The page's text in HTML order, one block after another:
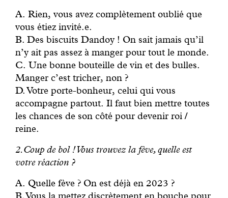
A. Rien, vous avez complètement oublié que
vous étiez invité.e.
B. Des biscuits Dandoy ! On sait jamais qu’il
n’y ait pas assez à manger pour tout le monde.
C. Une bonne bouteille de vin et des bulles.
Manger c’est tricher, non ?
D. Votre porte-bonheur, celui qui vous
accompagne partout. Il faut bien mettre toutes
les chances de son côté pour devenir roi /
reine.
2.Coup de bol ! Vous trouvez la fève, quelle est
votre réaction ?
A. Quelle fève ? On est déjà en 2023 ?
B. Vous la mettez discrètement en bouche pour